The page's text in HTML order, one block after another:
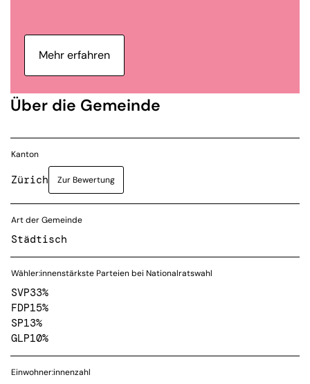
Mehr erfahren
Über die Gemeinde
Kanton
Zürich Zur Bewertung
Art der Gemeinde
Städtisch
Wähler:innenstärkste Parteien bei Nationalratswahl
SVP33%
FDP15%
SP13%
GLP10%
Einwohner:innenzahl